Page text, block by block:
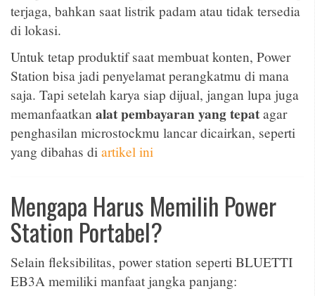
terjaga, bahkan saat listrik padam atau tidak tersedia
di lokasi.
Untuk tetap produktif saat membuat konten, Power
Station bisa jadi penyelamat perangkatmu di mana
saja. Tapi setelah karya siap dijual, jangan lupa juga
memanfaatkan alat pembayaran yang tepat agar
penghasilan microstockmu lancar dicairkan, seperti
yang dibahas di artikel ini
Mengapa Harus Memilih Power
Station Portabel?
Selain fleksibilitas, power station seperti BLUETTI
EB3A memiliki manfaat jangka panjang: